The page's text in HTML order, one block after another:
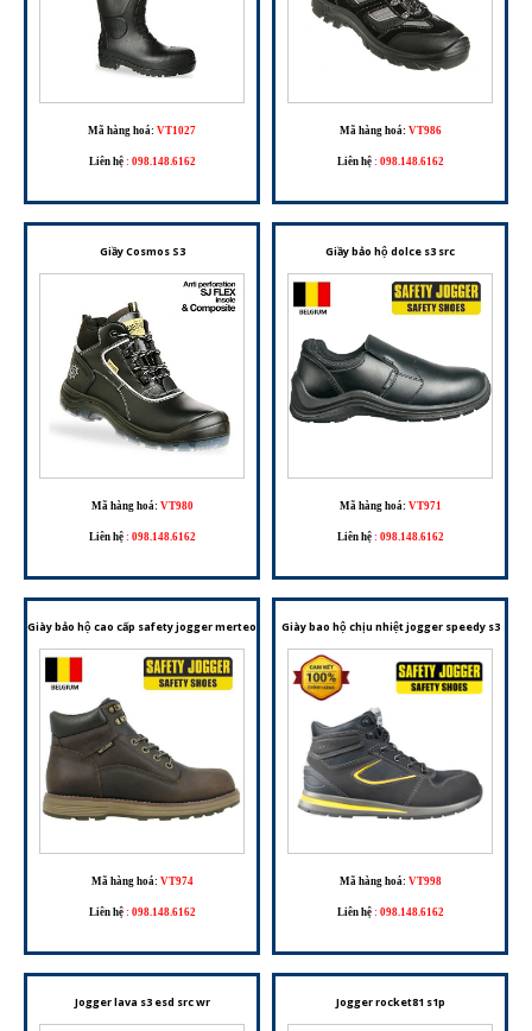
Mã hàng hoá: VT1027
Liên hệ : 098.148.6162
Mã hàng hoá: VT986
Liên hệ : 098.148.6162
Giầy Cosmos S3
Mã hàng hoá: VT980
Liên hệ : 098.148.6162
Giầy bảo hộ dolce s3 src
Mã hàng hoá: VT971
Liên hệ : 098.148.6162
Giày bảo hộ cao cấp safety jogger merteor s3hro src
Mã hàng hoá: VT974
Liên hệ : 098.148.6162
Giày bao hộ chịu nhiệt jogger speedy s3
Mã hàng hoá: VT998
Liên hệ : 098.148.6162
Jogger lava s3 esd src wr Jogger rocket81 s1p